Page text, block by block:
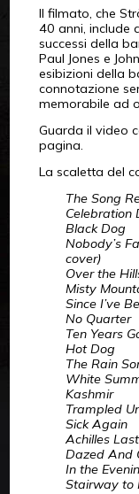
Il filmato, che
40 anni, include
successi della
Paul Jones e
esibizioni della
connotazione
memorabile ad
Guarda il video
pagina.
La scaletta del
The Song
Celebration
Black Dog
Nobody’s
cover)
Over the
Misty
Since I’ve
No Quarter
Ten Years
Hot Dog
The Rain
White
Kashmir
Trampled
Sick Again
Achilles
Dazed And
In the
Stairway to